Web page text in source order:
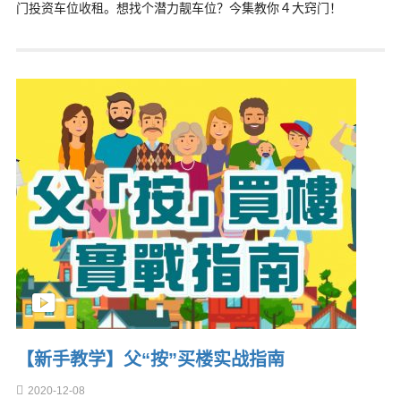
门投资车位收租。想找个潜力靓车位？今集教你４大窍门！
【新手教学】父“按”买楼实战指南
2020-12-08